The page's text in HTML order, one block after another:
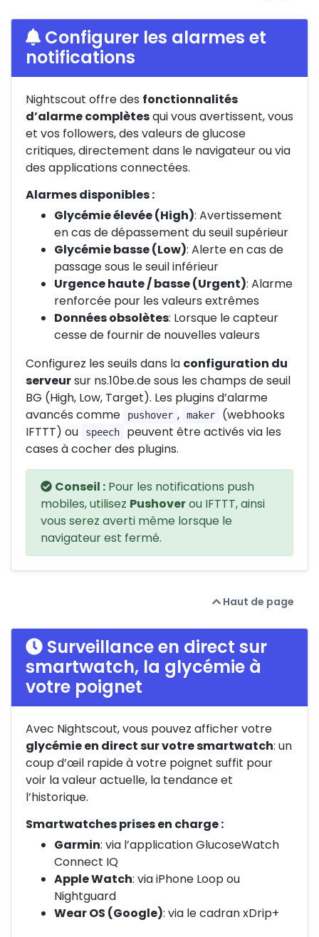
Configurer les alarmes et
notifications
Nightscout offre des fonctionnalités
d’alarme complètesqui vous avertissent, vous
et vos followers, des valeurs de glucose
critiques, directement dans le navigateur ou via
des applications connectées.
Alarmes disponibles :
Glycémie élevée (High): Avertissement
en cas de dépassement du seuil supérieur
Glycémie basse (Low): Alerte en cas de
passage sous le seuil inférieur
Urgence haute / basse (Urgent): Alarme
renforcée pour les valeurs extrêmes
Données obsolètes: Lorsque le capteur
cesse de fournir de nouvelles valeurs
Configurez les seuils dans la configuration du
serveursur ns.10be.de sous les champs de seuil
BG (High, Low, Target). Les plugins d’alarme
avancés comme
pushover , maker
(webhooks
IFTTT) ou
speech
peuvent être activés via les
cases à cocher des plugins.
Conseil : Pour les notifications push
mobiles, utilisez Pushoverou IFTTT, ainsi
vous serez averti même lorsque le
navigateur est fermé.
Haut de page
Surveillance en direct sur
smartwatch, la glycémie à
votre poignet
Avec Nightscout, vous pouvez afficher votre
glycémie en direct sur votre smartwatch: un
coup d’œil rapide à votre poignet suffit pour
voir la valeur actuelle, la tendance et
l’historique.
Smartwatches prises en charge :
Garmin: via l’application GlucoseWatch
Connect IQ
Apple Watch: via iPhone Loop ou
Nightguard
Wear OS (Google): via le cadran xDrip+